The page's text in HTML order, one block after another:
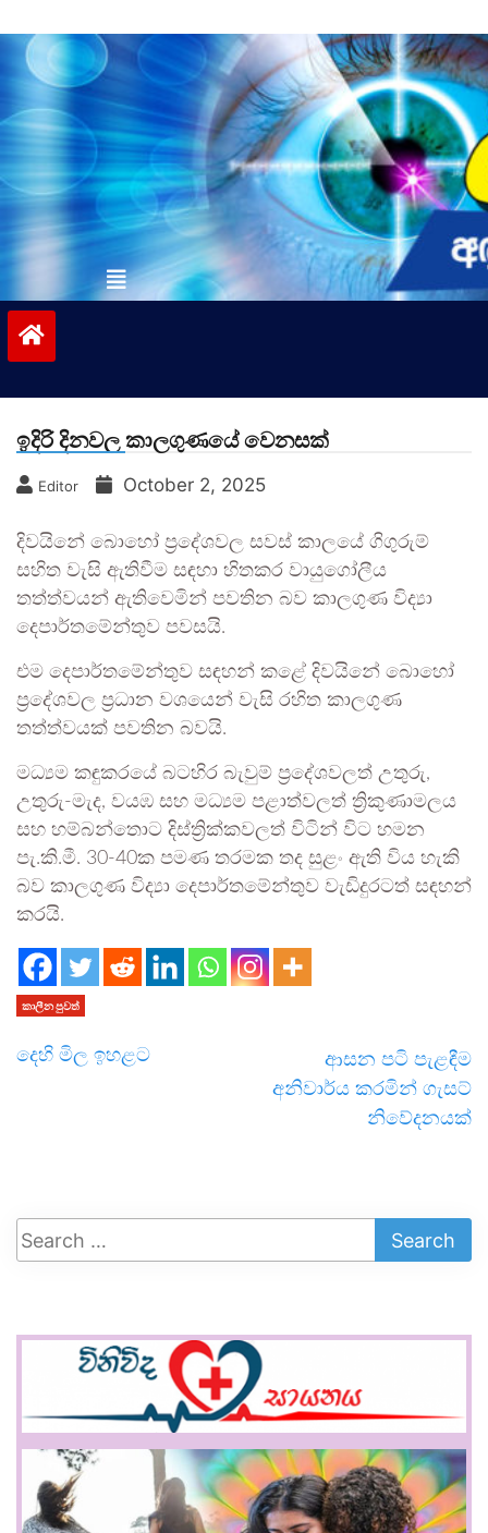
to
contentvinivida.lk
ඉදිරි දිනවල කාලගුණයේ වෙනසක්
Editor October 2, 2025
දිවයිනේ බොහෝ ප්‍රදේශවල සවස් කාලයේ ගිගුරුම්
සහිත වැසි ඇතිවීම සඳහා හිතකර වායුගෝලීය
තත්ත්වයන් ඇතිවෙමින් පවතින බව කාලගුණ විද්‍යා
දෙපාර්තමේන්තුව පවසයි.
එම දෙපාර්තමේන්තුව සඳහන් කළේ දිවයිනේ බොහෝ
ප්‍රදේශවල ප්‍රධාන වශයෙන් වැසි රහිත කාලගුණ
තත්ත්වයක් පවතින බවයි.
මධ්‍යම කඳුකරයේ බටහිර බැවුම් ප්‍රදේශවලත් උතුරු,
උතුරු-මැද, වයඹ සහ මධ්‍යම පළාත්වලත් ත්‍රිකුණාමලය
සහ හම්බන්තොට දිස්ත්‍රික්කවලත් විටින් විට හමන
පැ.කි.මී. 30-40ක පමණ තරමක තද සුළං ඇති විය හැකි
බව කාලගුණ විද්‍යා දෙපාර්තමේන්තුව වැඩිදුරටත් සඳහන්
කරයි.
කාලීන පුවත්
දෙහි මිල ඉහළට
ආසන පටි පැළඳීම
අනිවාර්ය කරමින් ගැසට්
නිවේදනයක්